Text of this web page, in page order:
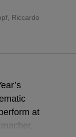
, Riccardo
at